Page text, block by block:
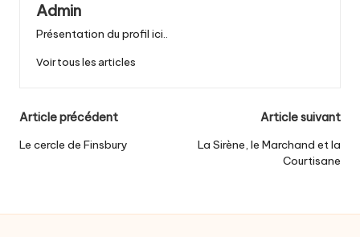
Admin
Présentation du profil ici..
Voir tous les articles
Post
navigation
Article précédent
Le cercle de Finsbury
Article suivant
La Sirène, le Marchand et la
Courtisane